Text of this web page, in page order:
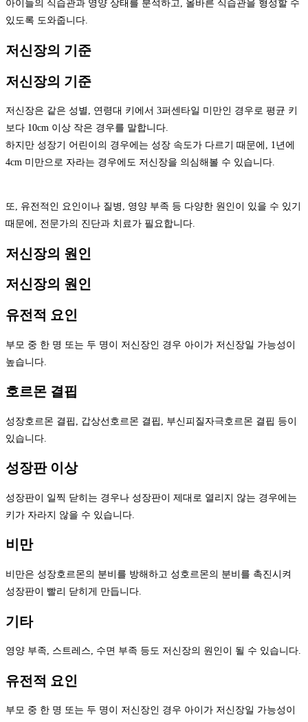
아이들의 식습관과 영양 상태를 분석하고, 올바른 식습관을 형성할 수
있도록 도와줍니다.
저신장의 기준
저신장의 기준
저신장은 같은 성별, 연령대 키에서 3퍼센타일 미만인 경우로 평균 키
보다 10cm 이상 작은 경우를 말합니다.
하지만 성장기 어린이의 경우에는 성장 속도가 다르기 때문에, 1년에
4cm 미만으로 자라는 경우에도 저신장을 의심해볼 수 있습니다.
또, 유전적인 요인이나 질병, 영양 부족 등 다양한 원인이 있을 수 있기
때문에, 전문가의 진단과 치료가 필요합니다.
저신장의 원인
저신장의 원인
유전적 요인
부모 중 한 명 또는 두 명이 저신장인 경우 아이가 저신장일 가능성이
높습니다.
호르몬 결핍
성장호르몬 결핍, 갑상선호르몬 결핍, 부신피질자극호르몬 결핍 등이
있습니다.
성장판 이상
성장판이 일찍 닫히는 경우나 성장판이 제대로 열리지 않는 경우에는
키가 자라지 않을 수 있습니다.
비만
비만은 성장호르몬의 분비를 방해하고 성호르몬의 분비를 촉진시켜
성장판이 빨리 닫히게 만듭니다.
기타
영양 부족, 스트레스, 수면 부족 등도 저신장의 원인이 될 수 있습니다.
유전적 요인
부모 중 한 명 또는 두 명이 저신장인 경우 아이가 저신장일 가능성이